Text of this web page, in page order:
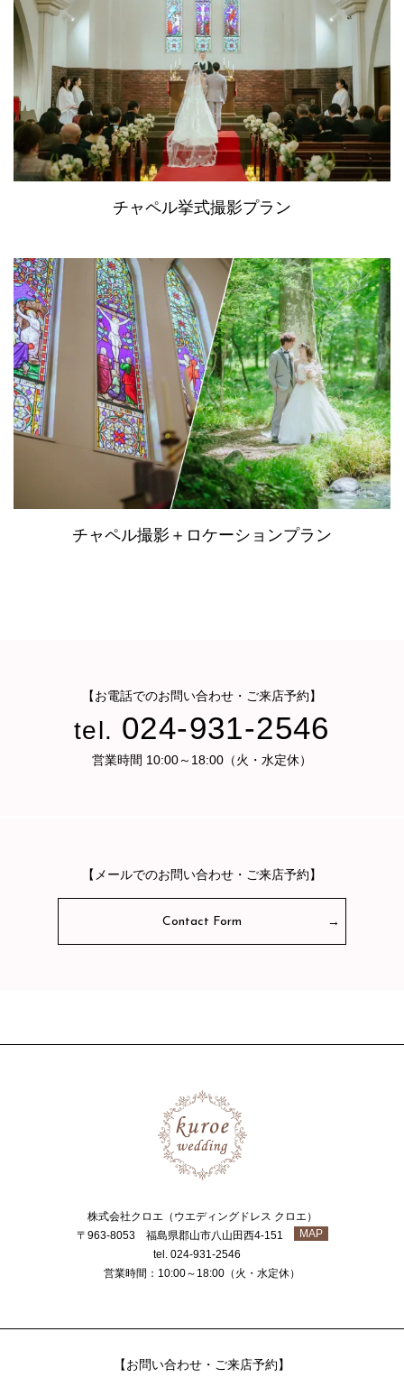
チャペル挙式撮影プラン
チャペル撮影＋ロケーションプラン
【お電話でのお問い合わせ・ご来店予約】
tel. 024-931-2546
営業時間 10:00～18:00（火・水定休）
【メールでのお問い合わせ・ご来店予約】
Contact Form
株式会社クロエ（ウエディングドレス クロエ）
〒963-8053 福島県郡山市八山田西4-151
MAP
tel. 024-931-2546
営業時間：10:00～18:00（火・水定休）
【お問い合わせ・ご来店予約】